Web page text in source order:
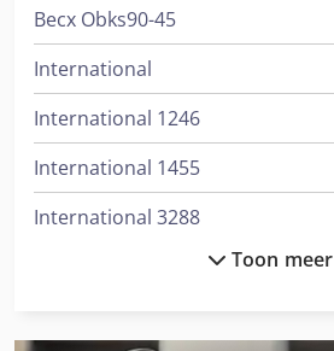
Becx Obks90-45
International
International 1246
International 1455
International 3288
Toon meer